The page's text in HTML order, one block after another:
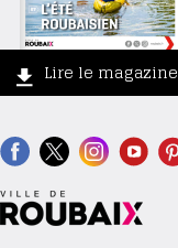
Lire le magazine